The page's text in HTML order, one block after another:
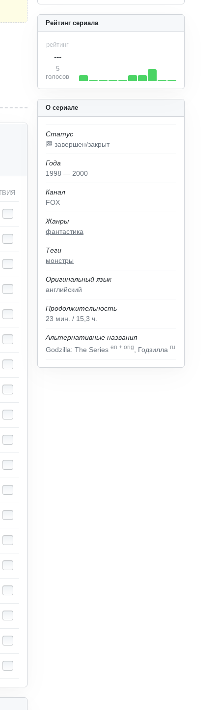
О сериале
Статус
🏁 завершен/закрыт
Года
1998 — 2000
Канал
FOX
Жанры
фантастика
Теги
монстры
Оригинальный язык
английский
Продолжительность
23 мин. / 15,3 ч.
Альтернативные названия
Godzilla: The Series en + orig , Годзилла ru
Рейтинг сериала
рейтинг
---
5
голосов